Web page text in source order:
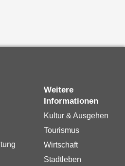
Weitere
Informationen
Kultur & Ausgehen
Tourismus
Wirtschaft
Stadtleben